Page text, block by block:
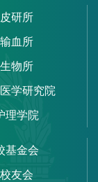
皮研所
输血所
生物所
学研究院
理学院
基金会
校友会